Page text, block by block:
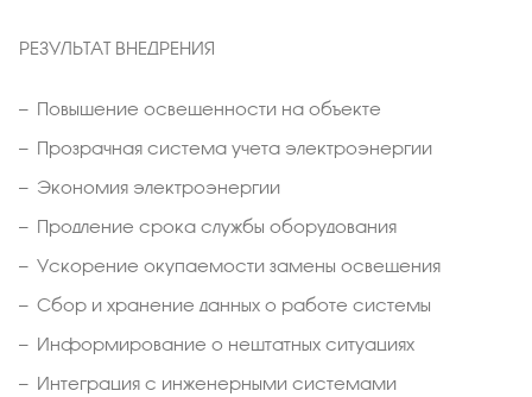
РЕЗУЛЬТАТ ВНЕДРЕНИЯ
Повышение освещенности на объекте
Прозрачная система учета электроэнергии
Экономия электроэнергии
Продление срока службы оборудования
Ускорение окупаемости замены освещения
Сбор и хранение данных о работе системы
Информирование о нештатных ситуациях
Интеграция с инженерными системами